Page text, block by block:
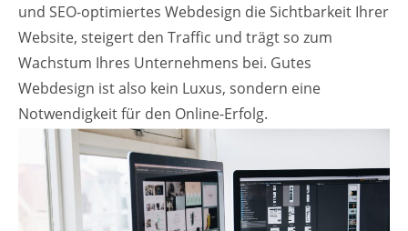
und SEO-optimiertes Webdesign die Sichtbarkeit Ihrer
Website, steigert den Traffic und trägt so zum
Wachstum Ihres Unternehmens bei. Gutes
Webdesign ist also kein Luxus, sondern eine
Notwendigkeit für den Online-Erfolg.